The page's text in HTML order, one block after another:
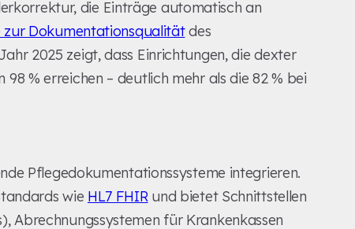
die Einträge automatisch an
zur Dokumentationsqualitätdes
2025 zeigt, dass Einrichtungen, die dexter
% erreichen – deutlich mehr als die 82 % bei
Pflegedokumentationssysteme integrieren.
wie HL7 FHIRund bietet Schnittstellen
Abrechnungssystemen für Krankenkassen